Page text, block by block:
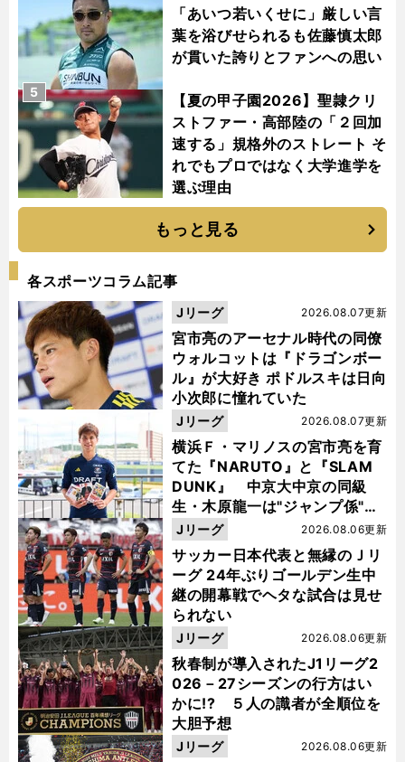
「あいつ若いくせに」厳しい言
葉を浴びせられるも佐藤慎太郎
が貫いた誇りとファンへの思い
【夏の甲子園2026】聖隷クリ
ストファー・高部陸の「２回加
速する」規格外のストレート そ
れでもプロではなく大学進学を
選ぶ理由
5
もっと見る
各スポーツコラム記事
宮市亮のアーセナル時代の同僚
ウォルコットは『ドラゴンボー
ル』が大好き ポドルスキは日向
小次郎に憧れていた
2026.08.07更新
Jリーグ
横浜Ｆ・マリノスの宮市亮を育
てた『NARUTO』と『SLAM
DUNK』 中京大中京の同級
生・木原龍一は"ジャンプ係"だ
った
2026.08.07更新
Jリーグ
サッカー日本代表と無縁のＪリ
ーグ 24年ぶりゴールデン生中
継の開幕戦でヘタな試合は見せ
られない
2026.08.06更新
Jリーグ
秋春制が導入されたJ1リーグ2
026－27シーズンの行方はい
かに!? ５人の識者が全順位を
大胆予想
2026.08.06更新
Jリーグ
2026.08.06更新
Jリーグ